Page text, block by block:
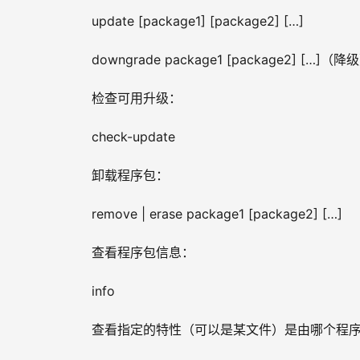
update [package1] [package2] […]
downgrade package1 [package2] […]（降级
检查可用升级：
check-update
卸载程序包：
remove | erase package1 [package2] […]
查看程序包信息：
info
查看指定的特性（可以是某文件）是由哪个程序